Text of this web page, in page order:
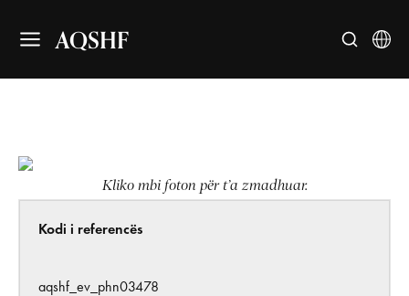
AQSHF
Kliko mbi foton për t’a zmadhuar.
Kodi i referencës
aqshf_ev_phn03478